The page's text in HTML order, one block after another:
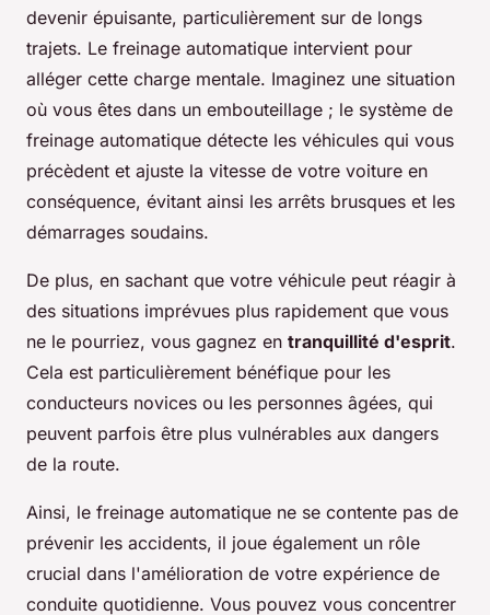
devenir épuisante, particulièrement sur de longs
trajets. Le freinage automatique intervient pour
alléger cette charge mentale. Imaginez une situation
où vous êtes dans un embouteillage ; le système de
freinage automatique détecte les véhicules qui vous
précèdent et ajuste la vitesse de votre voiture en
conséquence, évitant ainsi les arrêts brusques et les
démarrages soudains.
De plus, en sachant que votre véhicule peut réagir à
des situations imprévues plus rapidement que vous
ne le pourriez, vous gagnez en tranquillité d'esprit.
Cela est particulièrement bénéfique pour les
conducteurs novices ou les personnes âgées, qui
peuvent parfois être plus vulnérables aux dangers
de la route.
Ainsi, le freinage automatique ne se contente pas de
prévenir les accidents, il joue également un rôle
crucial dans l'amélioration de votre expérience de
conduite quotidienne. Vous pouvez vous concentrer